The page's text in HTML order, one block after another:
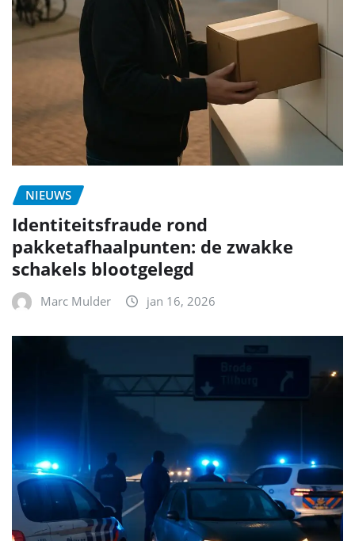
NIEUWS
Identiteitsfraude rond
pakketafhaalpunten: de zwakke
schakels blootgelegd
Marc Mulder jan 16, 2026